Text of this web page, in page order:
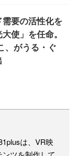
要の活性化を
使」を任命。
、がうる・ぐ
は、VR映